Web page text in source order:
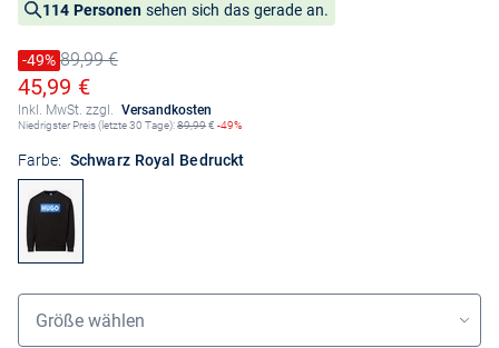
114 Personen sehen sich das gerade an.
Preis reduziert um
-49%
Alter Preis89,99 €
Ermäßigter Preis
45,99 €
Inkl. MwSt. zzgl. Versandkosten
Niedrigster Preis (letzte 30 Tage):89,99€ -49%
Farbe: Schwarz Royal Bedruckt
Grössenauswahl
Größe wählen